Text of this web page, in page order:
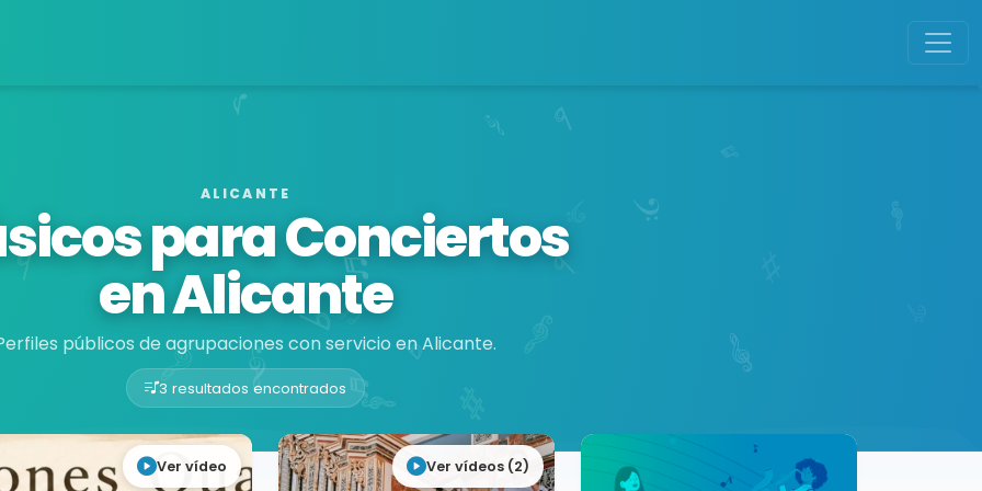
ALICANTE
para Conciertos
en Alicante
públicos de agrupaciones con servicio en Alicante.
3 resultados encontrados
Ver vídeo Ver vídeos (2)